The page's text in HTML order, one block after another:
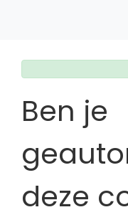
Ben je
deze